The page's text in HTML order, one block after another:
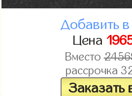
Добавить
Цена
Вместо
рассрочка
Заказать